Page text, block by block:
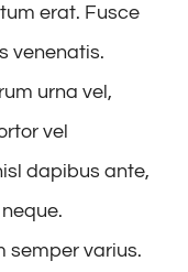
erat. Fusce
venenatis.
urna vel,
vel
dapibus ante,
semper varius.